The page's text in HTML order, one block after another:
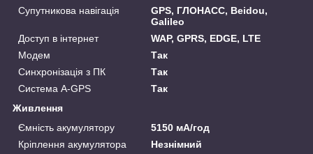
Супутникова навігація
GPS, ГЛОНАСС, Beidou,
Galileo
Доступ в інтернет
WAP, GPRS, EDGE, LTE
Модем
Так
Синхронізація з ПК
Так
Система A-GPS
Так
Живлення
Ємність акумулятору
5150 мА/год
Кріплення акумулятора
Незнімний